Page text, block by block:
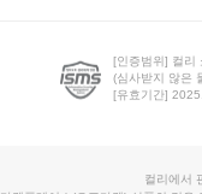
[인증범위] 컬리
(심사받지 않은
[유효기간]
컬리에서